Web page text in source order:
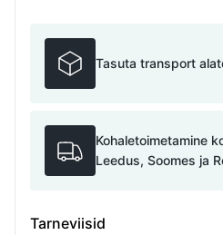
Tasuta transport
Kohaletoimetamine
Leedus, Soomes ja
Tarneviisid